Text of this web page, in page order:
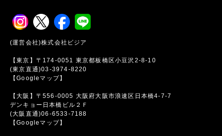
(運営会社)株式会社ビジア
【東京】〒174-0051 東京都板橋区小豆沢2-8-10
(東京直通)03-3974-8220
【Googleマップ】
【大阪】〒556-0005 大阪府大阪市浪速区日本橋4-7-7
デンキョー日本橋ビル２Ｆ
(大阪直通)06-6533-7188
【Googleマップ】